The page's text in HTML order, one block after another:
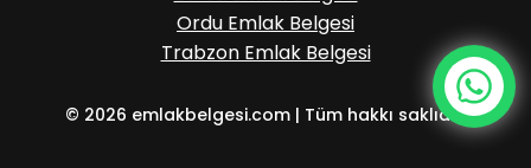
Ordu Emlak Belgesi
Trabzon Emlak Belgesi
© 2026 emlakbelgesi.com | Tüm hakkı saklıdır.